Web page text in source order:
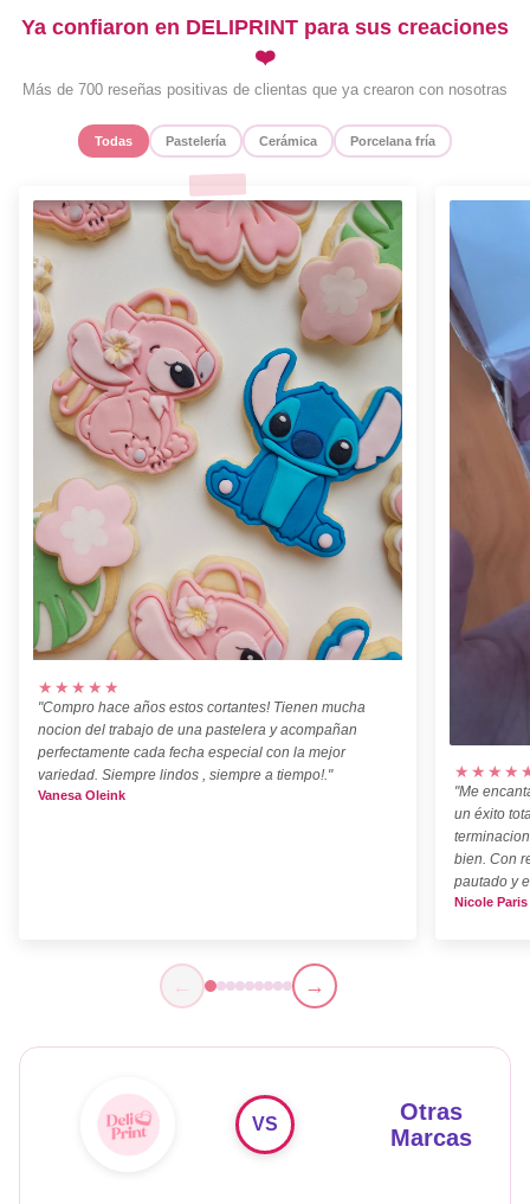
Ya confiaron en DELIPRINT para sus creaciones
❤️
Más de 700 reseñas positivas de clientas que ya crearon con nosotras
Todas Pastelería Cerámica Porcelana fría
★★★★★
"Compro hace años estos cortantes! Tienen mucha
nocion del trabajo de una pastelera y acompañan
perfectamente cada fecha especial con la mejor
variedad. Siempre lindos , siempre a tiempo!."
Vanesa Oleink
"Me
un éxito
bien. Con
pautado y
Nicole Paris
← →
Otras
Marcas
VS